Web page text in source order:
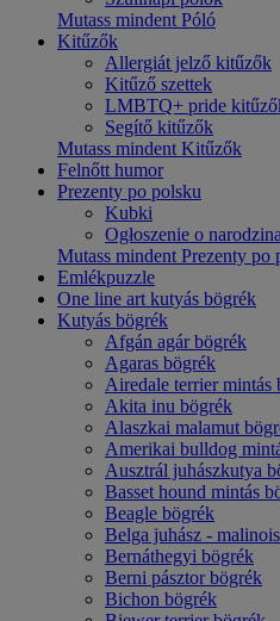
Mutass mindent Póló
Kitűzők
Allergiát jelző kitűzők
Kitűző szettek
LMBTQ+ pride
Segítő kitűzők
Mutass mindent Kitűzők
Felnőtt humor
Prezenty po polsku
Kubki
Ogłoszenie o
Mutass mindent Prezenty po
Emlékpuzzle
One line art kutyás bögrék
Kutyás bögrék
Afgán agár bögrék
Agaras bögrék
Airedale terrier mintás
Akita inu bögrék
Alaszkai malamut
Amerikai bulldog
Ausztrál juhászkutya
Basset hound mintás
Beagle bögrék
Belga juhász -
Bernáthegyi bögrék
Berni pásztor bögrék
Bichon bögrék